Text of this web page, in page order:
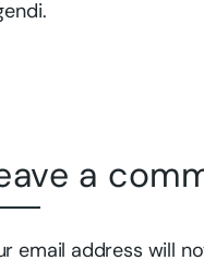
a
email address will